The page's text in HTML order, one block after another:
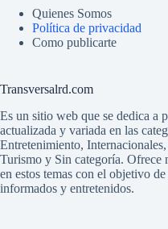
Quienes Somos
Política de privacidad
Como publicarte
Transversalrd.com
Es un sitio web que se dedica a
actualizada y variada en las
Entretenimiento,
Turismo y Sin categoría. Ofrece
en estos temas con el objetivo
informados y entretenidos.